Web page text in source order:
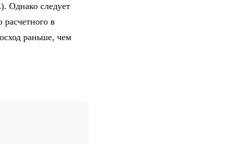
Однако следует
в
раньше, чем